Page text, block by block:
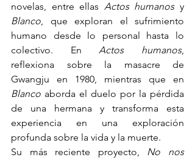
novelas, entre ellas Actos humanos
Blanco, que exploran el sufrimiento
humano desde lo personal hasta lo
colectivo. En Actos humanos,
reflexiona sobre la masacre de
Blanco aborda el duelo por la pérdida
de una hermana y transforma esta
experiencia en una exploración
profunda sobre la vida y la muerte.
Su más reciente proyecto, No nos